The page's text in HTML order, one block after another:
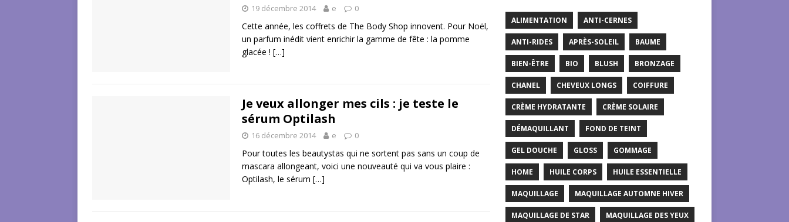
19 décembre 2014 e 0
Cette année, les coffrets de The Body Shop innovent. Pour Noël,
un parfum inédit vient enrichir la gamme de fête : la pomme
glacée ! […]
Je veux allonger mes cils : je teste le
sérum Optilash
16 décembre 2014 e 0
Pour toutes les beautystas qui ne sortent pas sans un coup de
mascara allongeant, voici une nouveauté qui va vous plaire :
Optilash, le sérum […]
ALIMENTATION ANTI-CERNES
ANTI-RIDES APRÈS-SOLEIL BAUME
BIEN-ÊTRE BIO BLUSH BRONZAGE
CHANEL CHEVEUX LONGS COIFFURE
CRÈME HYDRATANTE CRÈME SOLAIRE
DÉMAQUILLANT FOND DE TEINT
GEL DOUCHE GLOSS GOMMAGE
HOME HUILE CORPS HUILE ESSENTIELLE
MAQUILLAGE MAQUILLAGE AUTOMNE HIVER
MAQUILLAGE DE STAR MAQUILLAGE DES YEUX